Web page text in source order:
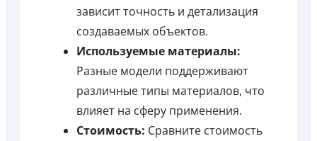
зависит точность и детализация
создаваемых объектов.
Используемые материалы:
Разные модели поддерживают
различные типы материалов, что
влияет на сферу применения.
Стоимость: Сравните стоимость